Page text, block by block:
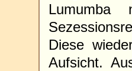
Diese
Aufsicht.